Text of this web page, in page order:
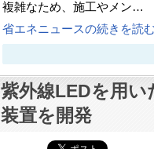
複雑なため、施工やメン…
省エネニュースの続きを読
紫外線LEDを用い
装置を開発